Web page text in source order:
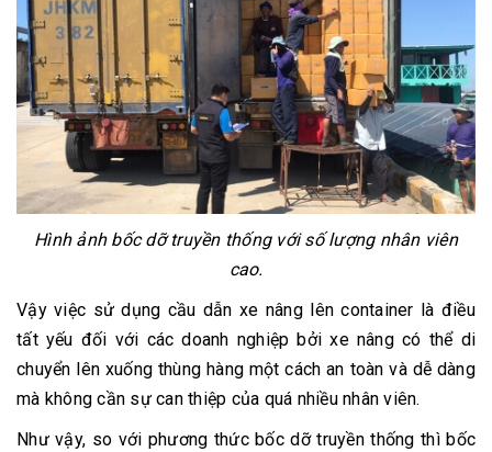
Hình ảnh bốc dỡ truyền thống với số lượng nhân viên
cao.
Vậy việc sử dụng cầu dẫn xe nâng lên container là điều
tất yếu đối với các doanh nghiệp bởi xe nâng có thể di
chuyển lên xuống thùng hàng một cách an toàn và dễ dàng
mà không cần sự can thiệp của quá nhiều nhân viên.
Như vậy, so với phương thức bốc dỡ truyền thống thì bốc